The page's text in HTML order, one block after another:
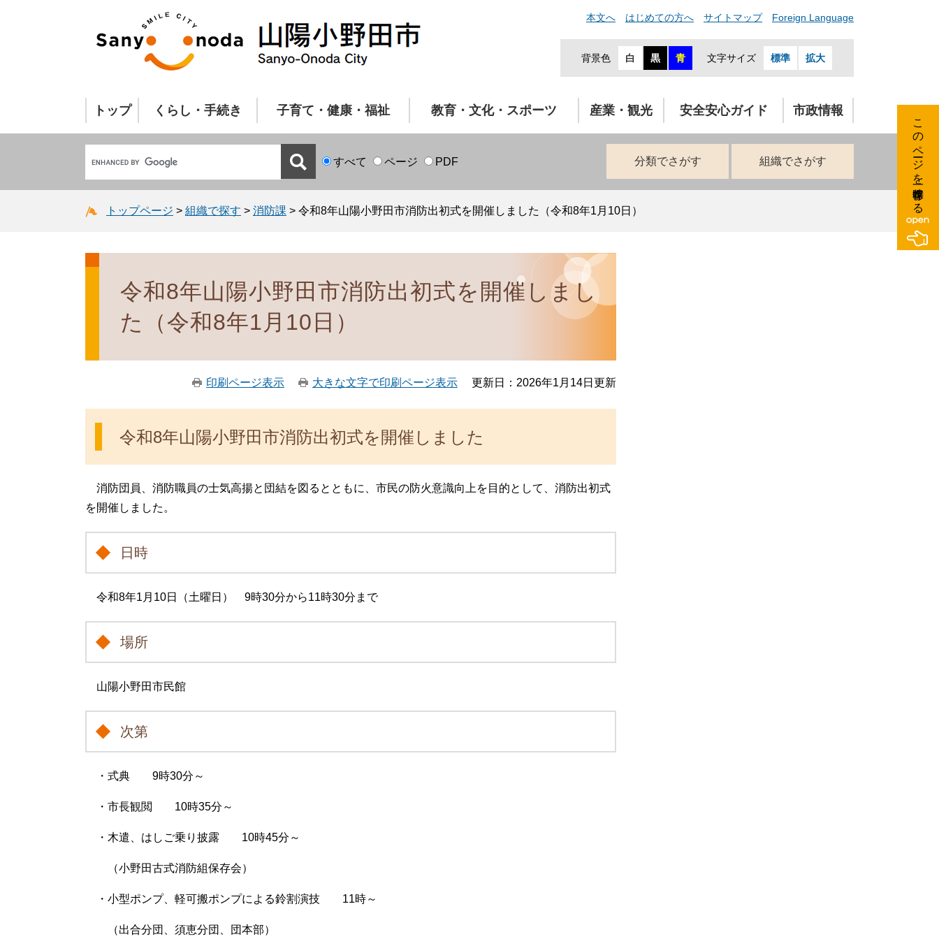
本文へ はじめての方へ サイトマップ Foreign Language
背景色 白 黒 青 文字サイズ 標準 拡大
トップ くらし・手続き 子育て・健康・福祉 教育・文化・スポーツ 産業・観光 安全安心ガイド 市政情報
すべて ページ PDF 分類でさがす 組織でさがす
トップページ > 組織で探す > 消防課 > 令和8年山陽小野田市消防出初式を開催しました（令和8年1月10日）
令和8年山陽小野田市消防出初式を開催しまし
た（令和8年1月10日）
印刷ページ表示 大きな文字で印刷ページ表示 更新日：2026年1月14日更新
令和8年山陽小野田市消防出初式を開催しました
消防団員、消防職員の士気高揚と団結を図るとともに、市民の防火意識向上を目的として、消防出初式
を開催しました。
日時
令和8年1月10日（土曜日） 9時30分から11時30分まで
場所
山陽小野田市民館
次第
・式典 9時30分～
・市長観閲 10時35分～
・木遣、はしご乗り披露 10時45分～
（小野田古式消防組保存会）
・小型ポンプ、軽可搬ポンプによる鈴割演技 11時～
（出合分団、須恵分団、団本部）
このページを一時保存する